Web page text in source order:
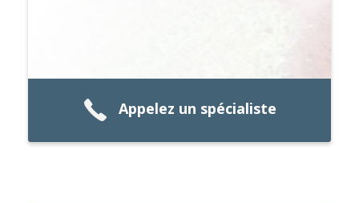
Appelez un spécialiste